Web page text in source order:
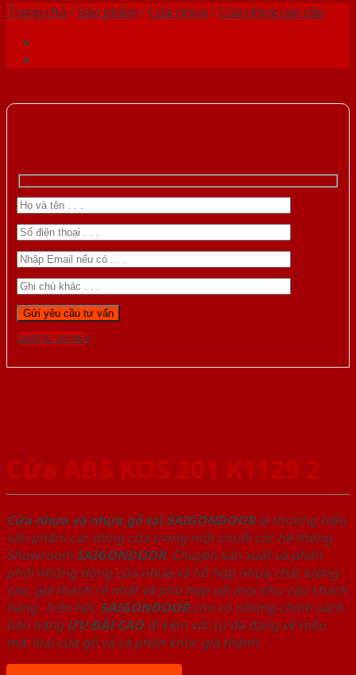
Trang chủ /Sản phẩm /Cửa nhựa /Cửa nhựa cao cấp
Gọi 0976.169.864
Cửa ABS KOS 201 K1129 2
Cửa nhựa và nhựa gỗ tại SAIGONDOORlà thương hiệu
sản phẩm các dòng cửa trong một chuỗi các hệ thống
Showroom SAIGONDOOR. Chuyên sản xuất và phân
phối những dòng cửa nhựa và hỗ hợp nhựa chất lượng
cao, giá thành rẻ nhất và phù hợp với mọi nhu cầu khách
hàng. Trên hết, SAIGONDOORcòn có những chính sách
bán hàng ƯU ĐÃI CAOđi kèm với sự đa dạng về mẫu
mã, loại cửa gỗ và cả phân khúc giá thành.